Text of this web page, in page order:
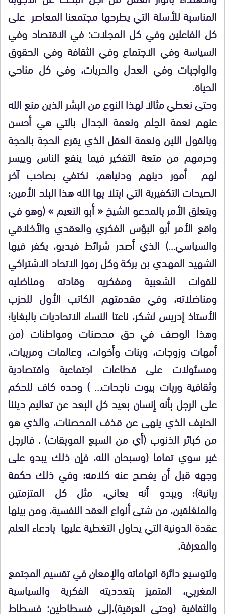
المناسبة للأسلة التي يطرحها مجتمعنا المعاصر على
كل الفاعلين وفي كل المجلات: في الاقتصاد وفي
السياسة وفي الاجتماع وفي الثقافة وفي الحقوق
والواجبات وفي العدل والحريات، وفي كل مناحي
الحياة.
وحتى نعطي مثالا لهذا النوع من البشر الذين منع الله
عنهم نعمة الحِلم ونعمة الجدال بالتي هي أحسن
وبالقول اللين ونعمة العقل الذي يقرع الحجة بالحجة
وحرمهم من متعة التفكير فيما ينفع الناس وييسر
لهم أمور دينهم ودنياهم، نكتفي بصاحب آخر
الصيحات التكفيرية التي ابتلا بها الله هذا البلد الأمين؛
ويتعلق الأمر بالمدعو الشيخ « أبو النعيم » (وهو في
واقع الأمر أبو البؤس الفكري والعقدي والأخلاقي
والسياسي…) الذي أصدر شرائط فيديو، يكفر فيها
الشهيد المهدي بن بركة وكل رموز الاتحاد الاشتراكي
للقوات الشعبية ومفكريه وقادته ومناضليه
ومناضلاته، وفي مقدمتهم الكاتب الأول للحزب
الأستاذ إدريس لشكر، ناعتا النساء الاتحاديات بالبغايا؛
وهذا الوصف في حق محصنات ومواطنات (من
أمهات وزوجات، وبنات وأخوات، وعالمات ومربيات،
ومسئولات على قطاعات اجتماعية واقتصادية
وثقافية وربات بيوت ناجحات… ) وحده كاف للحكم
على الرجل بأنه إنسان بعيد كل البعد عن تعاليم ديننا
الحنيف الذي ينهى عن قذف المحصنات، والذي هو
من كبائر الذنوب (أي من السبع الموبقات) . فالرجل
غير سوي تماما (وسبحان الله، فإن ذلك يبدو على
وجهه قبل أن يفصح عنه كلامه؛ وفي ذلك حكمة
ربانية)؛ ويبدو أنه يعاني، مثل كل المتزمتين
والمنغلقين، من شتى أنواع العقد النفسية، ومن بينها
عقدة الدونية التي يحاول التغطية عليها بادعاء العلم
والمعرفة.
ولتوسيع دائرة اتهاماته والإمعان في تقسيم المجتمع
المغربي، المتميز بتعدديته الفكرية والسياسية
والثقافية (وحتى العرقية)،إلى فسطاطين: فسطاط